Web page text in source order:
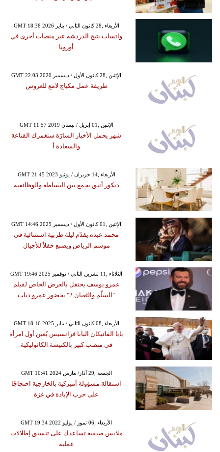
GMT 18:38 2026 الأربعاء ,28 كانون الثاني / يناير
واتساب يتيح الدردشة عبر منصات أخرى في
أوروبا
GMT 22:03 2020 الإثنين ,28 كانون الأول / ديسمبر
طريقة عمل مكياج لامع للعروس
GMT 11:57 2019 الإثنين ,01 إبريل / نيسان
شهر يحمل الأخبار السارّة ستغمرك القناعة
والسعادة أ
GMT 21:45 2023 الأربعاء ,14 حزيران / يونيو
ديكور أنيق يجمع بين البساطة والوظائفية
GMT 14:46 2025 الإثنين ,01 كانون الأول / ديسمبر
محمد عبده يقدّم ليلة طربية استثنائية في
موسم الرياض ويصنع حفلاً للأجيال
GMT 19:46 2025 الثلاثاء ,11 تشرين الثاني / نوفمبر
عمرو يوسف يحتفل بالعرض الخاص لفيلم
"السلّم والثعبان 2" بحضور عمرو دياب
GMT 18:16 2025 الأربعاء ,08 كانون الثاني / يناير
بابا الفاتيكان البابا فرانسيس يُعين أول امرأة
في منصب كبير بالكنيسة الكاثوليكية
GMT 10:41 2024 الجمعة ,29 آذار/ مارس
استقالة مسؤولة أميركية بالخارجية احتجاجًا
على حرب الإبادة في غزة
GMT 19:34 2022 الأربعاء ,06 تموز / يوليو
ملابس صيفية تساعدك على تنسيق إطلالات
عملية